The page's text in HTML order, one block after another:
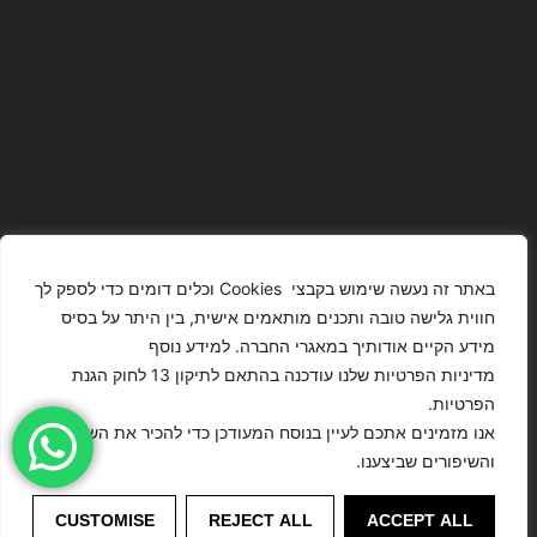
באתר זה נעשה שימוש בקבצי Cookies וכלים דומים כדי לספק לך
חווית גלישה טובה ותכנים מותאמים אישית, בין היתר על בסיס
מידע הקיים אודותיך במאגרי החברה. למידע נוסף
מדיניות הפרטיות שלנו עודכנה בהתאם לתיקון 13 לחוק הגנת
הפרטיות.
אנו מזמינים אתכם לעיין בנוסח המעודכן כדי להכיר את השינויים
והשיפורים שביצענו.
CUSTOMISE REJECT ALL ACCEPT ALL
Presented On
This Website
Have Been
Digitally
Enhanced Or
Modified.
MODELS
הזכויות שמורות
הפרטיות
הצהרת נגישות